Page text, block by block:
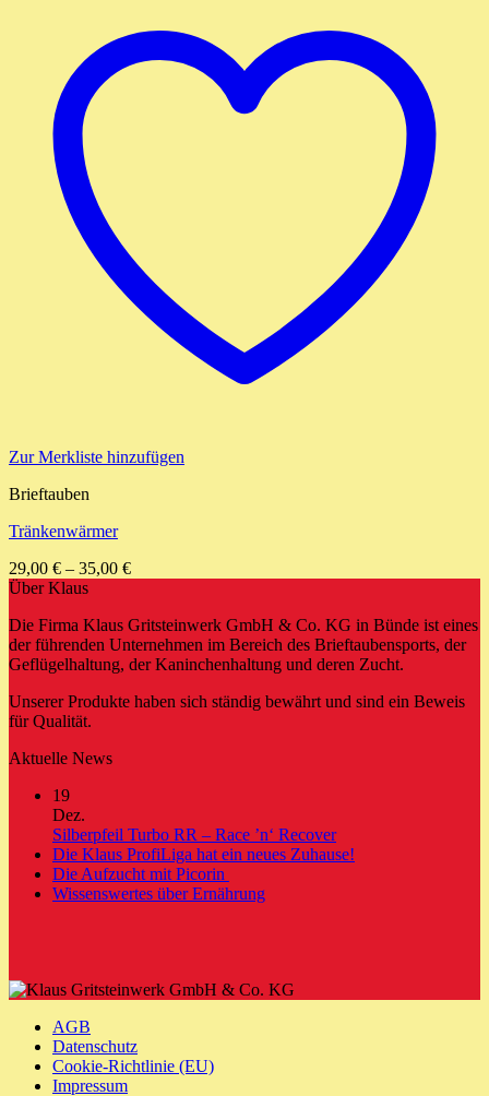
Zur Merkliste hinzufügen
Brieftauben
Tränkenwärmer
29,00 € – 35,00 €
Über Klaus
Die Firma Klaus Gritsteinwerk GmbH & Co. KG in Bünde ist eines
der führenden Unternehmen im Bereich des Brieftaubensports, der
Geflügelhaltung, der Kaninchenhaltung und deren Zucht.
Unserer Produkte haben sich ständig bewährt und sind ein Beweis
für Qualität.
Aktuelle News
19
Dez.
Silberpfeil Turbo RR – Race ’n‘ RecoverKeine
Kommentare
Die Klaus ProfiLiga hat ein neues Zuhause!
Die Aufzucht mit Picorin
Kommentare
Picorin
Wissenswertes über ErnährungKeine
Ernährung
AGB
Datenschutz
Cookie-Richtlinie (EU)
Impressum